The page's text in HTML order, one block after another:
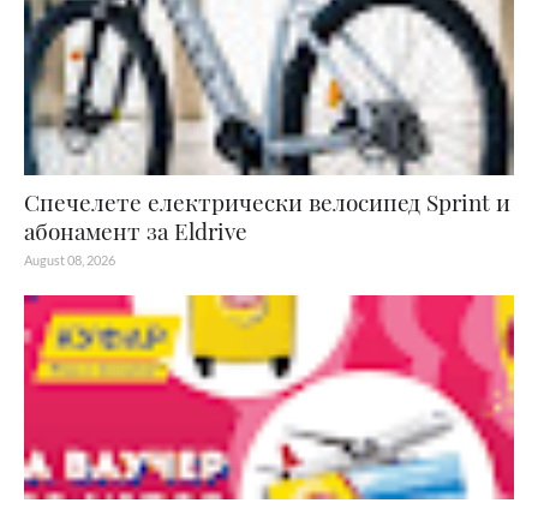
Спечелете електрически велосипед Sprint и
абонамент за Eldrive
August 08, 2026